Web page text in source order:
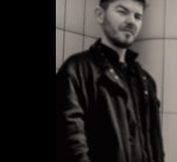
Виконавці:
Дудко (Бас,)